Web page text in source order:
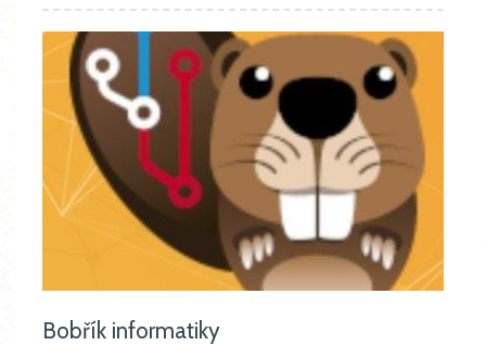
Bobřík informatiky